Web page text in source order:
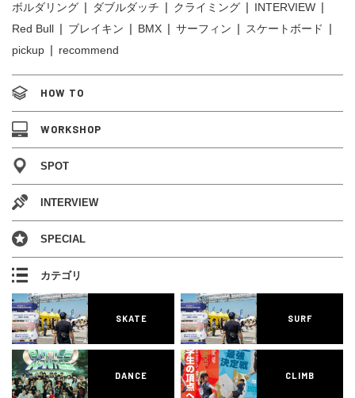
ボルダリング
ダブルダッチ クライミング
INTERVIEW
Red Bull
ブレイキン BMX サーフィン
スケートボード
pickup
recommend
HOW TO
WORKSHOP
SPOT
INTERVIEW
SPECIAL
カテゴリ
SKATE SURF
DANCE CLIMB